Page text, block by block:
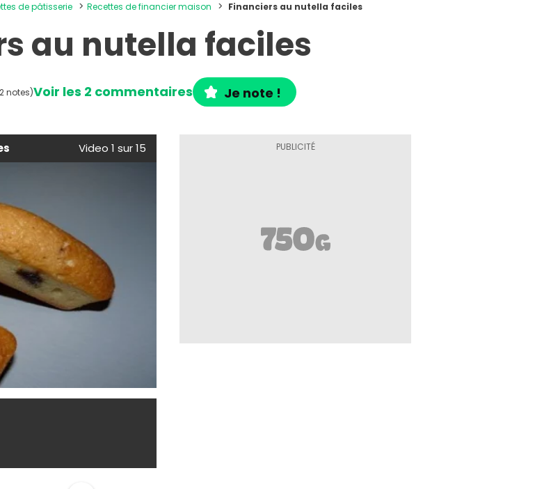
de pâtisserie Recettes de financier maison Financiers au nutella faciles
au nutella faciles
notes)Voir les 2 commentaires Je note !
Video 1 sur 15